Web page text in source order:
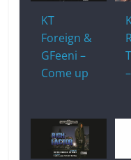
KT
Foreign &
GFeeni –
Come up